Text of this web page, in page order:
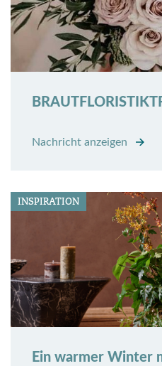
Nachricht anzeigen
INSPIRATION
Ein warmer Winter